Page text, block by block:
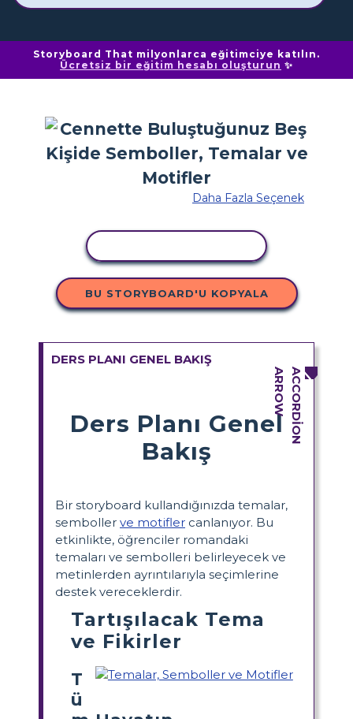
Storyboard That milyonlarca eğitimciye katılın.
Ücretsiz bir eğitim hesabı oluşturun ✨
Daha Fazla Seçenek
BU STORYBOARD'U KOPYALA
DERS PLANI GENEL BAKIŞ
Ders Planı Genel
Bakış
Bir storyboard kullandığınızda temalar,
semboller ve motifler canlanıyor. Bu
etkinlikte, öğrenciler romandaki
temaları ve sembolleri belirleyecek ve
metinlerden ayrıntılarıyla seçimlerine
destek vereceklerdir.
Tartışılacak Tema
ve Fikirler
T
ü